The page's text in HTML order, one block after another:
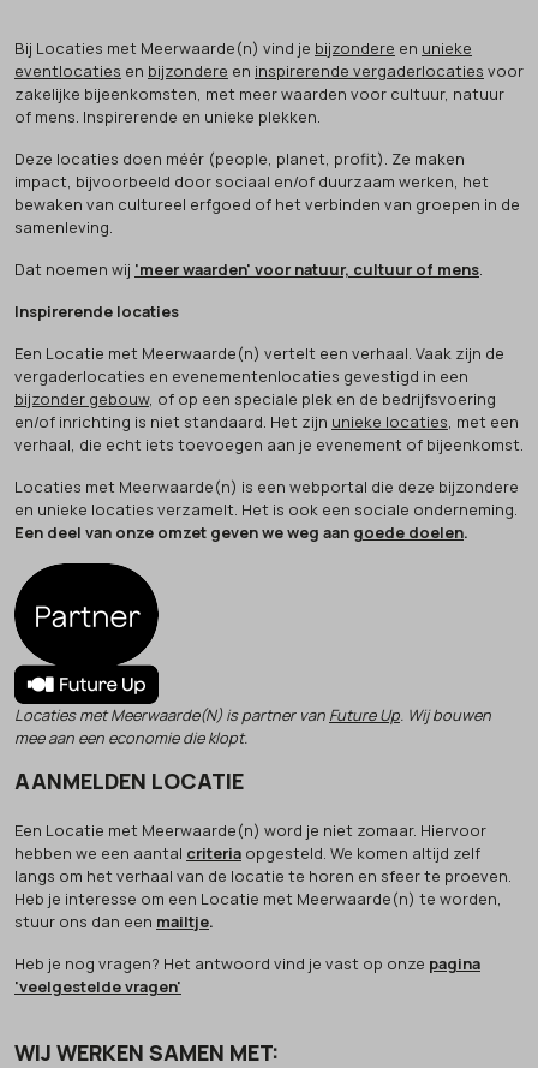
Bij Locaties met Meerwaarde(n) vind je bijzondere en unieke
eventlocaties en bijzondere en inspirerende vergaderlocaties voor
zakelijke bijeenkomsten, met meer waarden voor cultuur, natuur
of mens. Inspirerende en unieke plekken.
Deze locaties doen méér (people, planet, profit). Ze maken
impact, bijvoorbeeld door sociaal en/of duurzaam werken, het
bewaken van cultureel erfgoed of het verbinden van groepen in de
samenleving.
Dat noemen wij 'meer waarden' voor natuur, cultuur of mens.
Inspirerende locaties
Een Locatie met Meerwaarde(n) vertelt een verhaal. Vaak zijn de
vergaderlocaties en evenementenlocaties gevestigd in een
bijzonder gebouw, of op een speciale plek en de bedrijfsvoering
en/of inrichting is niet standaard. Het zijn unieke locaties, met een
verhaal, die echt iets toevoegen aan je evenement of bijeenkomst.
Locaties met Meerwaarde(n) is een webportal die deze bijzondere
en unieke locaties verzamelt. Het is ook een sociale onderneming.
Een deel van onze omzet geven we weg aan goede doelen.
Locaties met Meerwaarde(N) is partner van Future Up. Wij bouwen
mee aan een economie die klopt.
AANMELDEN LOCATIE
Een Locatie met Meerwaarde(n) word je niet zomaar. Hiervoor
hebben we een aantal criteria opgesteld. We komen altijd zelf
langs om het verhaal van de locatie te horen en sfeer te proeven.
Heb je interesse om een Locatie met Meerwaarde(n) te worden,
stuur ons dan een mailtje.
Heb je nog vragen? Het antwoord vind je vast op onze pagina
'veelgestelde vragen'
WIJ WERKEN SAMEN MET: